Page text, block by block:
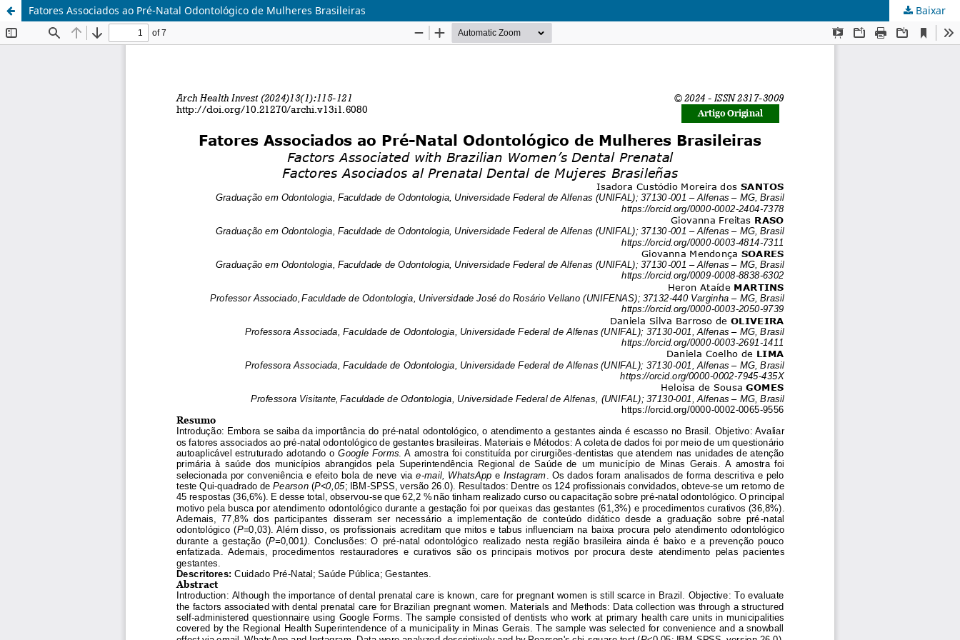
Fatores Associados ao Pré-Natal Odontológico de Mulheres Brasileiras Baixar